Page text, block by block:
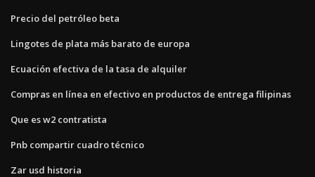
Precio del petróleo beta
Lingotes de plata más barato de europa
Ecuación efectiva de la tasa de alquiler
Compras en línea en efectivo en productos de entrega filipinas
Que es w2 contratista
Pnb compartir cuadro técnico
Zar usd historia